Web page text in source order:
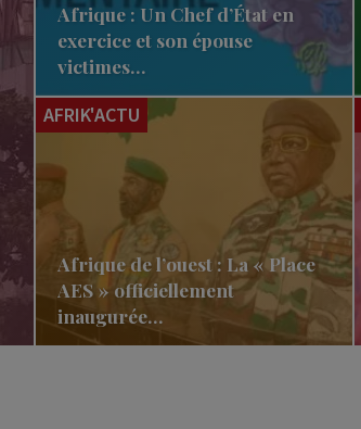
Afrique : Un Chef d’État en
exercice et son épouse
victimes…
AFRIK'ACTU
Afrique de l’ouest : La « Place
AES » officiellement
inaugurée…